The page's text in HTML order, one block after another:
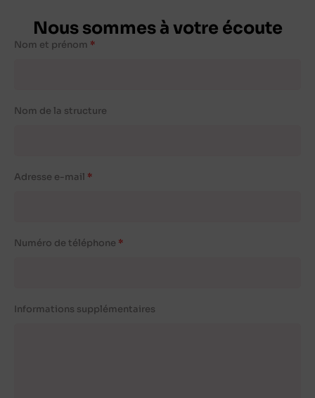
Nous sommes à votre écoute
Nom et prénom
Nom de la structure
Adresse e-mail
Numéro de téléphone
Informations supplémentaires